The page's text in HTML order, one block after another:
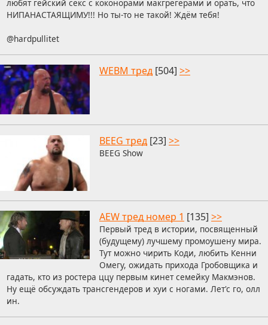
любят гейский секс с коконорами макгрегерами и орать, что
НИПАНАСТАЯЩИМУ!!! Но ты-то не такой! Ждём тебя!
@hardpullitet
WEBM тред [504] >>
BEEG тред [23] >>
BEEG Show
AEW тред номер 1 [135] >>
Первый тред в истории, посвященный
(будущему) лучшему промоушену мира.
Тут можно чирить Коди, любить Кенни
Омегу, ожидать прихода Гробовщика и
гадать, кто из ростера ццу первым кинет семейку Макмэнов.
Ну ещё обсуждать трансгендеров и хуи с ногами. Лет'с го, олл
ин.